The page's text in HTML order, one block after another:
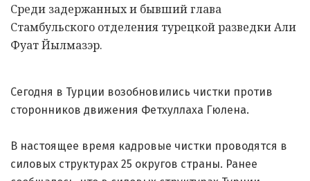
Среди задержанных и бывший глава
Стамбульского отделения турецкой разведки Али
Фуат Йылмазэр.
Сегодня в Турции возобновились чистки против
сторонников движения Фетхуллаха Гюлена.
В настоящее время кадровые чистки проводятся в
силовых структурах 25 округов страны. Ранее